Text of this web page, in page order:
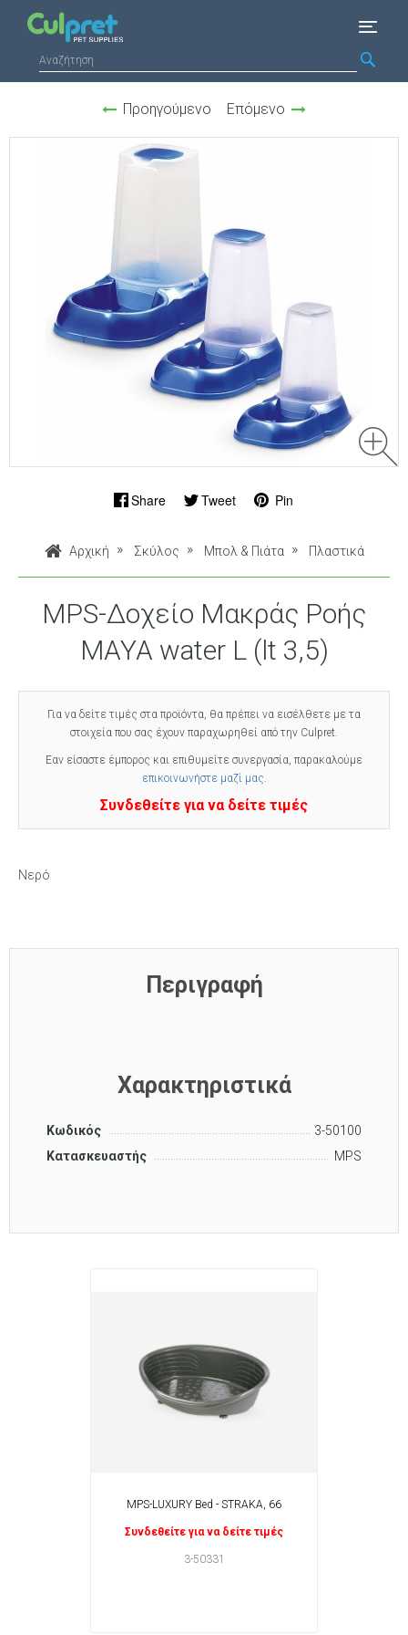
Προηγούμενο Επόμενο
Share Tweet Pin
Αρχική Σκύλος Μπολ & Πιάτα Πλαστικά
MPS-Δοχείο Μακράς Ροής
MAYA water L (lt 3,5)
Για να δείτε τιμές στα προϊόντα, θα πρέπει να εισέλθετε με τα
στοιχεία που σας έχουν παραχωρηθεί από την Culpret.
Εαν είσαστε έμπορος και επιθυμείτε συνεργασία, παρακαλούμε
επικοινωνήστε μαζί μας.
Συνδεθείτε για να δείτε τιμές
Νερό
Περιγραφή
Χαρακτηριστικά
Κωδικός
3-50100
Κατασκευαστής
MPS
MPS-LUXURY Bed - STRAKA, 66
Συνδεθείτε για να δείτε τιμές
3-50331